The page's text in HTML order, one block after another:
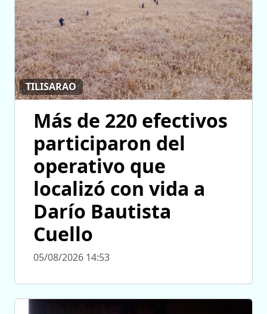
TILISARAO
Más de 220 efectivos
participaron del
operativo que
localizó con vida a
Darío Bautista
Cuello
05/08/2026 14:53